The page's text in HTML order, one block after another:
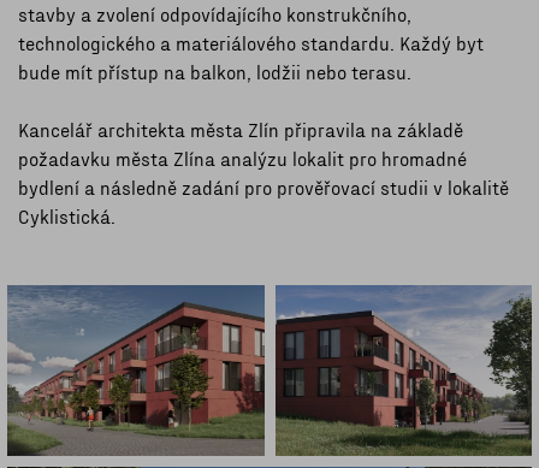
stavby a zvolení odpovídajícího konstrukčního,
technologického a materiálového standardu. Každý byt
bude mít přístup na balkon, lodžii nebo terasu.
Kancelář architekta města Zlín připravila na základě
požadavku města Zlína analýzu lokalit pro hromadné
bydlení a následně zadání pro prověřovací studii v lokalitě
Cyklistická.